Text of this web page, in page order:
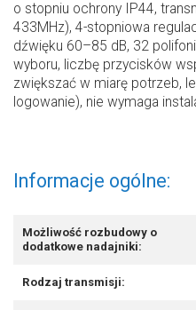
o stopniu ochrony IP44,
433MHz), 4-stopniowa
dźwięku 60–85 dB, 32
wyboru, liczbę przycisków
zwiększać w miarę potrzeb,
logowanie), nie wymaga
Informacje ogólne:
Możliwość rozbudowy o
dodatkowe nadajniki:
Rodzaj transmisji: